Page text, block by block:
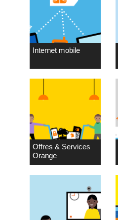
Internet mobile
Offres & Services
Orange